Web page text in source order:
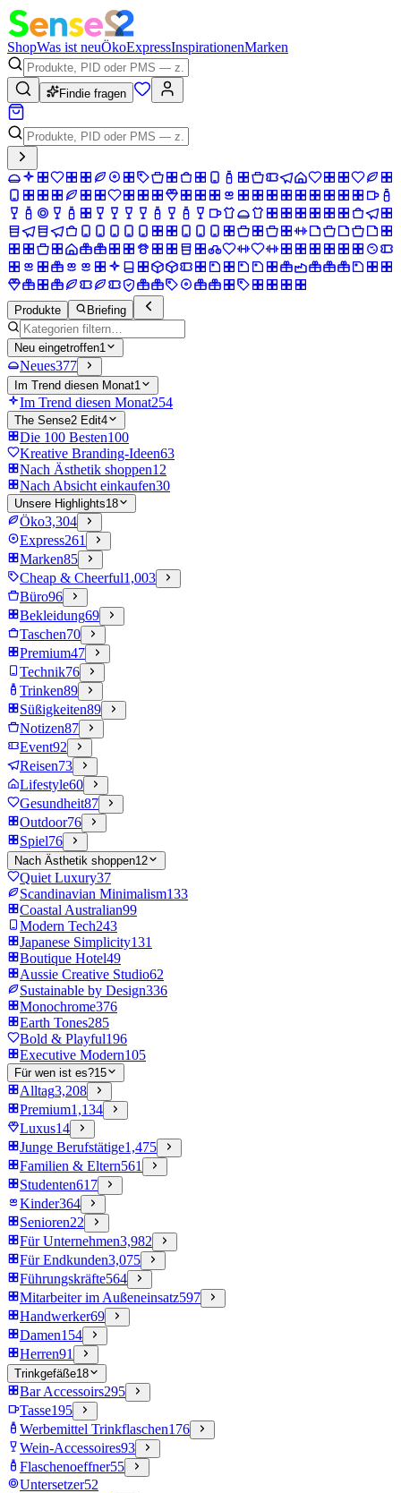
ShopWas ist neuÖkoExpressInspirationenMarken
Findie fragen
Produkte Briefing
Neu eingetroffen1
Neues377
Im Trend diesen Monat1
Im Trend diesen Monat254
The Sense2 Edit4
Die 100 Besten100
Kreative Branding-Ideen63
Nach Ästhetik shoppen12
Nach Absicht einkaufen30
Unsere Highlights18
Öko3,304
Express261
Marken85
Cheap & Cheerful1,003
Büro96
Bekleidung69
Taschen70
Premium47
Technik76
Trinken89
Süßigkeiten89
Notizen87
Event92
Reisen73
Lifestyle60
Gesundheit87
Outdoor76
Spiel76
Nach Ästhetik shoppen12
Quiet Luxury37
Scandinavian Minimalism133
Coastal Australian99
Modern Tech243
Japanese Simplicity131
Boutique Hotel49
Aussie Creative Studio62
Sustainable by Design336
Monochrome376
Earth Tones285
Bold & Playful196
Executive Modern105
Für wen ist es?15
Alltag3,208
Premium1,134
Luxus14
Junge Berufstätige1,475
Familien & Eltern561
Studenten617
Kinder364
Senioren22
Für Unternehmen3,982
Für Endkunden3,075
Führungskräfte564
Mitarbeiter im Außeneinsatz597
Handwerker69
Damen154
Herren91
Trinkgefäße18
Bar Accessoirs295
Tasse195
Werbemittel Trinkflaschen176
Wein-Accessoires93
Flaschenoeffner55
Untersetzer52